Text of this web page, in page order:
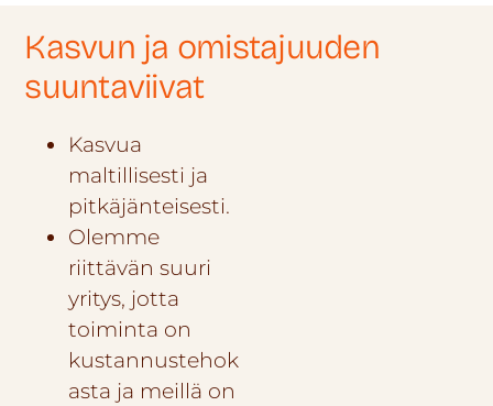
Kasvun ja omistajuuden
suuntaviivat
Kasvua
maltillisesti ja
pitkäjänteisesti.
Olemme
riittävän suuri
yritys, jotta
toiminta on
kustannustehok
asta ja meillä on